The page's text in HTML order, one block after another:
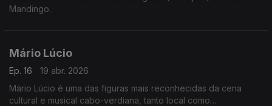
Mandingo.
Mário Lúcio
Ep. 16
19 abr. 2026
Mário Lúcio é uma das figuras mais reconhecidas da cena
cultural e musical cabo-verdiana, tanto local como